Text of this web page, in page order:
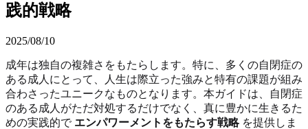
践的戦略
2025/08/10
成年は独自の複雑さをもたらします。特に、多くの自閉症の
ある成人にとって、人生は際立った強みと特有の課題が組み
合わさったユニークなものとなります。本ガイドは、自閉症
のある成人がただ対処するだけでなく、真に豊かに生きるた
めの実践的で エンパワーメントをもたらす戦略を提供しま